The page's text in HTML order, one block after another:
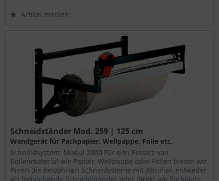
Artikel merken
Schneidständer Mod. 259 | 125 cm
Wandgerät für Packpapier, Wellpappe, Folie etc.
Schneidsystem: Modul 2000 Für den Einsatz von
Rollenmaterial wie Papier, Wellpappe oder Folien bieten wir
Ihnen die bewährten Schneidysteme mit Abroller, entweder
als freistehende Schneidständer oder direkt am Packplatz.